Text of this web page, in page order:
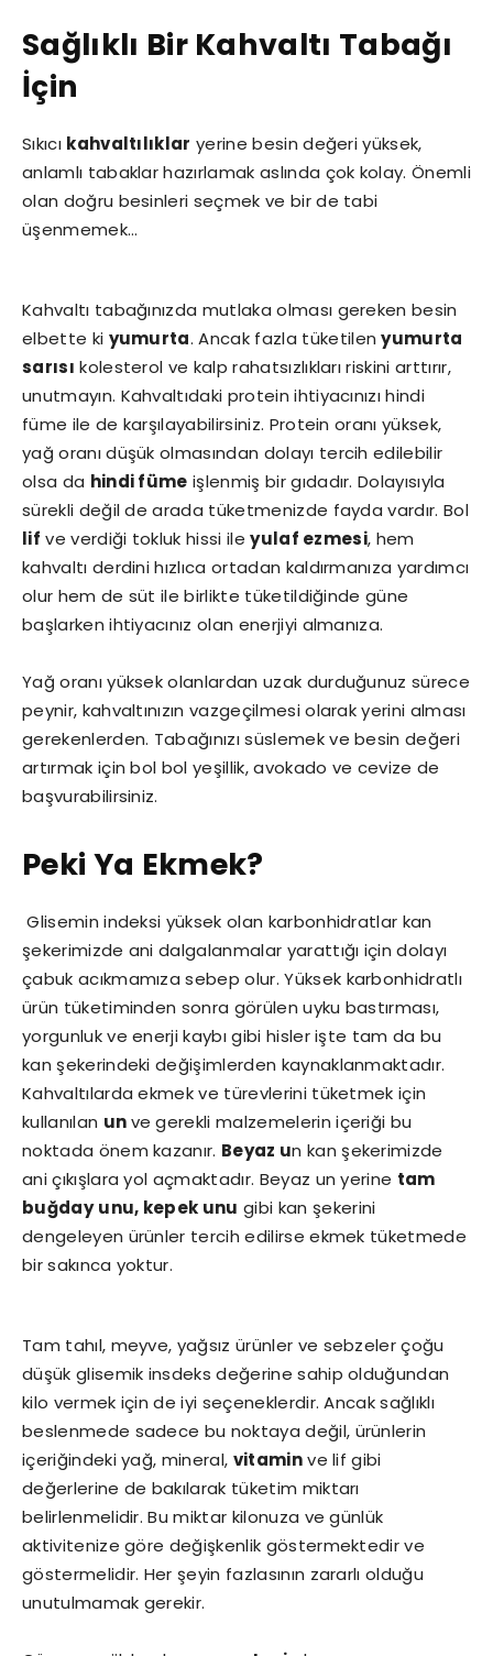
Sağlıklı Bir Kahvaltı Tabağı
İçin
Sıkıcı kahvaltılıklar yerine besin değeri yüksek,
anlamlı tabaklar hazırlamak aslında çok kolay. Önemli
olan doğru besinleri seçmek ve bir de tabi
üşenmemek…
Kahvaltı tabağınızda mutlaka olması gereken besin
elbette ki yumurta. Ancak fazla tüketilenyumurta
sarısı kolesterol ve kalp rahatsızlıkları riskini arttırır,
unutmayın. Kahvaltıdaki protein ihtiyacınızı hindi
füme ile de karşılayabilirsiniz. Protein oranı yüksek,
yağ oranı düşük olmasından dolayı tercih edilebilir
olsa da hindi füme işlenmiş bir gıdadır. Dolayısıyla
sürekli değil de arada tüketmenizde fayda vardır. Bol
lif ve verdiği tokluk hissi ileyulaf ezmesi, hem
kahvaltı derdini hızlıca ortadan kaldırmanıza yardımcı
olur hem de süt ile birlikte tüketildiğinde güne
başlarken ihtiyacınız olan enerjiyi almanıza.
Yağ oranı yüksek olanlardan uzak durduğunuz sürece
peynir, kahvaltınızın vazgeçilmesi olarak yerini alması
gerekenlerden. Tabağınızı süslemek ve besin değeri
artırmak için bol bol yeşillik, avokado ve cevize de
başvurabilirsiniz.
Peki Ya Ekmek?
Glisemin indeksi yüksek olan karbonhidratlar kan
şekerimizde ani dalgalanmalar yarattığı için dolayı
çabuk acıkmamıza sebep olur. Yüksek karbonhidratlı
ürün tüketiminden sonra görülen uyku bastırması,
yorgunluk ve enerji kaybı gibi hisler işte tam da bu
kan şekerindeki değişimlerden kaynaklanmaktadır.
Kahvaltılarda ekmek ve türevlerini tüketmek için
kullanılan unve gerekli malzemelerin içeriği bu
noktada önem kazanır. Beyaz un kan şekerimizde
ani çıkışlara yol açmaktadır. Beyaz un yerine tam
buğday unu, kepek unu gibi kan şekerini
dengeleyen ürünler tercih edilirse ekmek tüketmede
bir sakınca yoktur.
Tam tahıl, meyve, yağsız ürünler ve sebzeler çoğu
düşük glisemik insdeks değerine sahip olduğundan
kilo vermek için de iyi seçeneklerdir. Ancak sağlıklı
beslenmede sadece bu noktaya değil, ürünlerin
içeriğindeki yağ, mineral, vitaminve lif gibi
değerlerine de bakılarak tüketim miktarı
belirlenmelidir. Bu miktar kilonuza ve günlük
aktivitenize göre değişkenlik göstermektedir ve
göstermelidir. Her şeyin fazlasının zararlı olduğu
unutulmamak gerekir.